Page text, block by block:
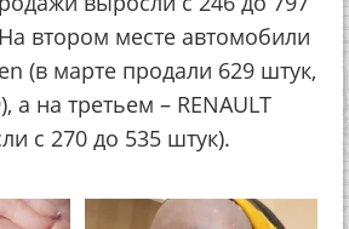
втором месте автомобили
(в марте продали 629 штук,
а на третьем – RENAULT
с 270 до 535 штук).